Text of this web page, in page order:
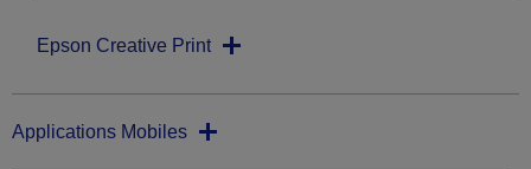
Epson Creative Print
Applications Mobiles